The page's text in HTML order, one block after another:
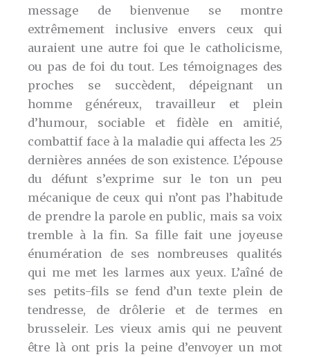
message de bienvenue se montre
extrêmement inclusive envers ceux qui
auraient une autre foi que le catholicisme,
ou pas de foi du tout. Les témoignages des
proches se succèdent, dépeignant un
homme généreux, travailleur et plein
d’humour, sociable et fidèle en amitié,
combattif face à la maladie qui affecta les 25
dernières années de son existence. L’épouse
du défunt s’exprime sur le ton un peu
mécanique de ceux qui n’ont pas l’habitude
de prendre la parole en public, mais sa voix
tremble à la fin. Sa fille fait une joyeuse
énumération de ses nombreuses qualités
qui me met les larmes aux yeux. L’aîné de
ses petits-fils se fend d’un texte plein de
tendresse, de drôlerie et de termes en
brusseleir. Les vieux amis qui ne peuvent
être là ont pris la peine d’envoyer un mot